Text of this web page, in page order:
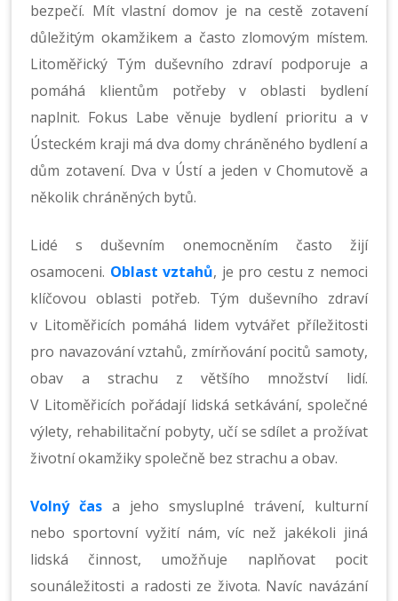
bezpečí. Mít vlastní domov je na cestě zotavení
důležitým okamžikem a často zlomovým místem.
Litoměřický Tým duševního zdraví podporuje a
pomáhá klientům potřeby v oblasti bydlení
naplnit. Fokus Labe věnuje bydlení prioritu a v
Ústeckém kraji má dva domy chráněného bydlení a
dům zotavení. Dva v Ústí a jeden v Chomutově a
několik chráněných bytů.
Lidé s duševním onemocněním často žijí
osamoceni. Oblast vztahů, je pro cestu z nemoci
klíčovou oblasti potřeb. Tým duševního zdraví
v Litoměřicích pomáhá lidem vytvářet příležitosti
pro navazování vztahů, zmírňování pocitů samoty,
obav a strachu z většího množství lidí.
V Litoměřicích pořádají lidská setkávání, společné
výlety, rehabilitační pobyty, učí se sdílet a prožívat
životní okamžiky společně bez strachu a obav.
Volný čas a jeho smysluplné trávení, kulturní
nebo sportovní vyžití nám, víc než jakékoli jiná
lidská činnost, umožňuje naplňovat pocit
sounáležitosti a radosti ze života. Navíc navázání